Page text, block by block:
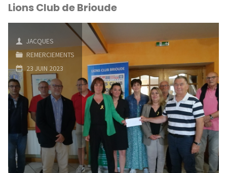
Fêtes
Saint
Ignat"
Lions Club de Brioude
JACQUES
REMERCIEMENTS
23 JUIN 2023